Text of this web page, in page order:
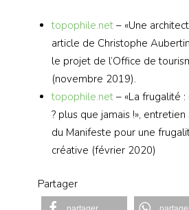
topophile.net – «Une
article de Christophe
le projet de l’Office de
(novembre 2019).
topophile.net – «La frugalité
? plus que jamais !»,
du Manifeste pour une
créative (février 2020)
Partager